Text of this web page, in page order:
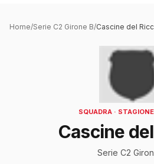
Home/Serie C2 Girone B/Cascine del
SQUADRA ·
Cascine
Serie C2